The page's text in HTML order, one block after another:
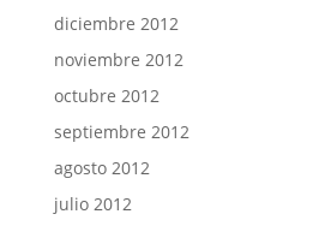
diciembre 2012
noviembre 2012
octubre 2012
septiembre 2012
agosto 2012
julio 2012